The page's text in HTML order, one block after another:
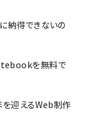
納得できないの
を無料で
迎えるWeb制作